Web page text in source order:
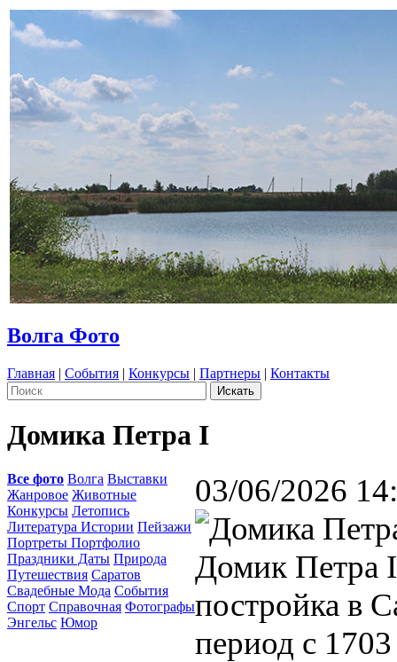
Волга Фото
Главная | События | Конкурсы | Партнеры | Контакты
Домика Петра I
Все фото Волга Выставки
Жанровое Животные
Конкурсы Летопись
Литература Истории Пейзажи
Портреты Портфолио
Праздники Даты Природа
Путешествия Саратов
Свадебные Мода События
Спорт Справочная Фотографы
Энгельс Юмор
03/06/2026
Домик Петра
постройка в
период с